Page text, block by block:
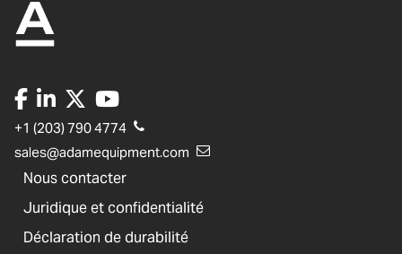
+1 (203) 790 4774
sales@adamequipment.com
Nous contacter
Juridique et confidentialité
Déclaration de durabilité